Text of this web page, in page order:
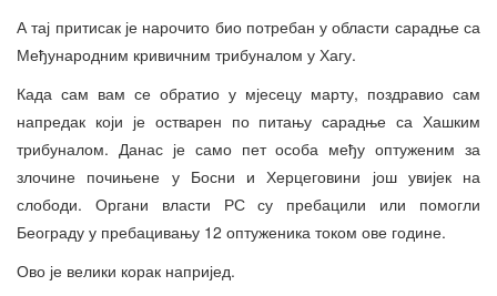
А тај притисак је нарочито био потребан у области сарадње са
Међународним кривичним трибуналом у Хагу.
Када сам вам се обратио у мјесецу марту, поздравио сам
напредак који је остварен по питању сарадње са Хашким
трибуналом. Данас је само пет особа међу оптуженим за
злочине почињене у Босни и Херцеговини још увијек на
слободи. Органи власти РС су пребацили или помогли
Београду у пребацивању 12 оптуженика током ове године.
Ово је велики корак напријед.